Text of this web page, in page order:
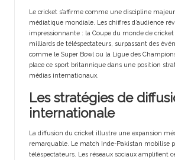
Le cricket s’affirme comme une discipline
médiatique mondiale. Les chiffres d’audience
impressionnante : la Coupe du monde de cricket
milliards de téléspectateurs, surpassant des
comme le Super Bowl ou la Ligue des
place ce sport britannique dans une position
médias internationaux.
Les stratégies de
internationale
La diffusion du cricket illustre une expansion
remarquable. Le match Inde-Pakistan mobilise
téléspectateurs. Les réseaux sociaux amplifient